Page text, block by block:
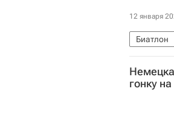
12 января
Биатлон
гонку